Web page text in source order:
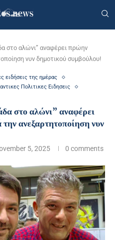
στο αλώνι” αναφέρει πρώην
νυν δημοτικού συμβούλου!
ειδήσεις της ημέρας
Πολιτικες Ειδησεις
στο αλώνι” αναφέρει
ανεξαρτητοποίηση νυν
5, 2025 0 comments